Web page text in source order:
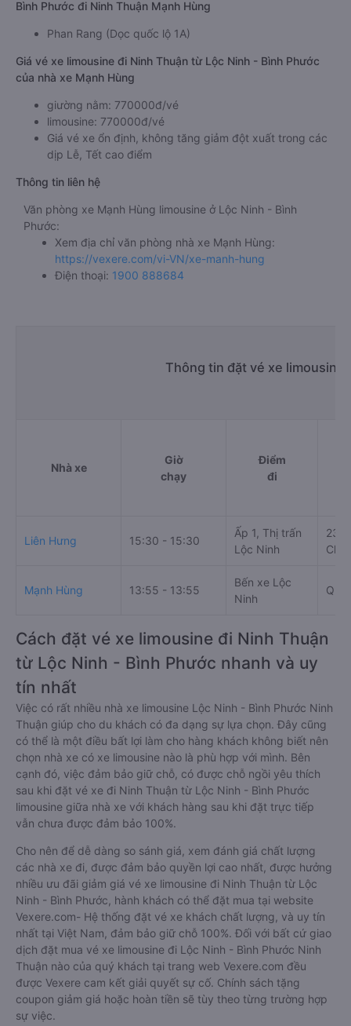
Bình Phước đi Ninh Thuận Mạnh Hùng
Phan Rang (Dọc quốc lộ 1A)
Giá vé xe limousine đi Ninh Thuận từ Lộc Ninh - Bình Phước
của nhà xe Mạnh Hùng
giường nằm: 770000đ/vé
limousine: 770000đ/vé
Giá vé xe ổn định, không tăng giảm đột xuất trong các
dịp Lễ, Tết cao điểm
Thông tin liên hệ
Văn phòng xe Mạnh Hùng limousine ở Lộc Ninh - Bình
Phước:
Xem địa chỉ văn phòng nhà xe Mạnh Hùng:
https://vexere.com/vi-VN/xe-manh-hung
Điện thoại: 1900 888684
Thông tin đặt vé xe limousine
Nhà xe
Giờ
chạy
Điểm
đi
Liên Hưng 15:30 - 15:30
Ấp 1, Thị trấn
Lộc Ninh
230
Mạnh Hùng 13:55 - 13:55
Bến xe Lộc
Ninh
Cách đặt vé xe limousine đi Ninh Thuận
từ Lộc Ninh - Bình Phước nhanh và uy
tín nhất
Việc có rất nhiều nhà xe limousine Lộc Ninh - Bình Phước Ninh
Thuận giúp cho du khách có đa dạng sự lựa chọn. Đây cũng
có thể là một điều bất lợi làm cho hàng khách không biết nên
chọn nhà xe có xe limousine nào là phù hợp với mình. Bên
cạnh đó, việc đảm bảo giữ chỗ, có được chỗ ngồi yêu thích
sau khi đặt vé xe đi Ninh Thuận từ Lộc Ninh - Bình Phước
limousine giữa nhà xe với khách hàng sau khi đặt trực tiếp
vẫn chưa được đảm bảo 100%.
Cho nên để dễ dàng so sánh giá, xem đánh giá chất lượng
các nhà xe đi, được đảm bảo quyền lợi cao nhất, được hưởng
nhiều ưu đãi giảm giá vé xe limousine đi Ninh Thuận từ Lộc
Ninh - Bình Phước, hành khách có thể đặt mua tại website
Vexere.com- Hệ thống đặt vé xe khách chất lượng, và uy tín
nhất tại Việt Nam, đảm bảo giữ chỗ 100%. Đối với bất cứ giao
dịch đặt mua vé xe limousine đi Lộc Ninh - Bình Phước Ninh
Thuận nào của quý khách tại trang web Vexere.com đều
được Vexere cam kết giải quyết sự cố. Chính sách tặng
coupon giảm giá hoặc hoàn tiền sẽ tùy theo từng trường hợp
sự việc.